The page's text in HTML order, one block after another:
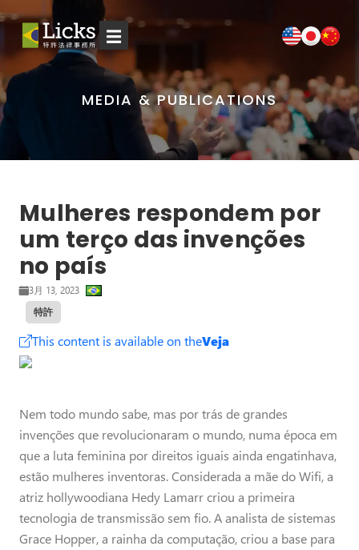
☰
MEDIA & PUBLICATIONS
Mulheres respondem por
um terço das invenções
no país
3月 13, 2023
特許
This content is available on theVeja
Nem todo mundo sabe, mas por trás de grandes
invenções que revolucionaram o mundo, numa época em
que a luta feminina por direitos iguais ainda engatinhava,
estão mulheres inventoras. Considerada a mãe do Wifi, a
atriz hollywoodiana Hedy Lamarr criou a primeira
tecnologia de transmissão sem fio. A analista de sistemas
Grace Hopper, a rainha da computação, criou a base para